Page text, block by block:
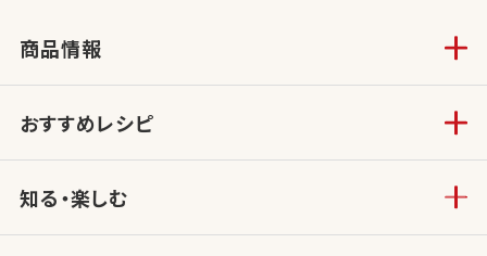
商品情報
おすすめレシピ
知る・楽しむ